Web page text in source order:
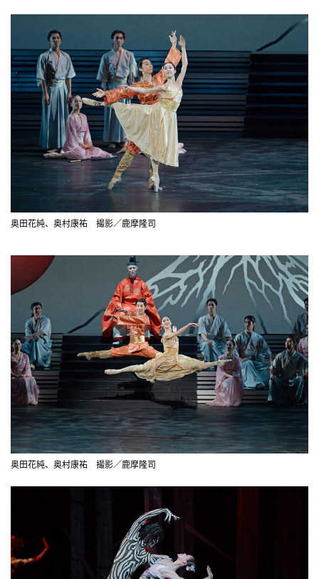
奥田花純、奥村康祐 撮影／鹿摩隆司
奥田花純、奥村康祐 撮影／鹿摩隆司